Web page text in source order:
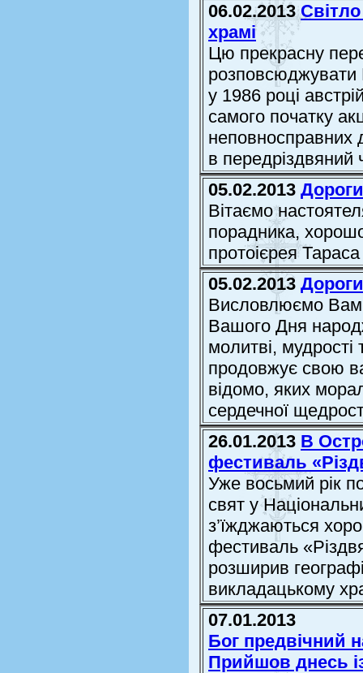
06.02.2013
храмі
Цю прекрасну
розповсюджувати
у 1986 році
самого початку
неповносправних
в передріздвяний
05.02.2013
Вітаємо
порадника,
протоієрея
05.02.2013
Висловлюємо Вам
Вашого Дня
молитві,
продовжує свою
відомо, яких
сердечної
26.01.2013 В
фестиваль
Уже восьмий рік
свят у
з’їжджаються
фестиваль
розширив
викладацькому
07.01.2013
Бог предвічний
Прийшов днесь